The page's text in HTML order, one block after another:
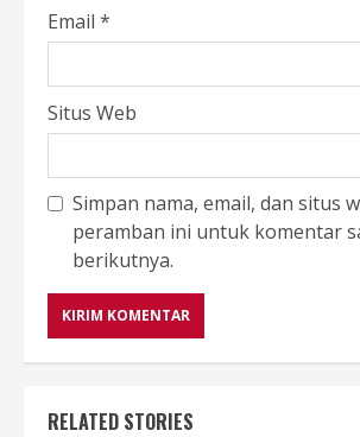
Email *
Situs Web
Simpan nama, email, dan situs
peramban ini untuk komentar
berikutnya.
RELATED STORIES